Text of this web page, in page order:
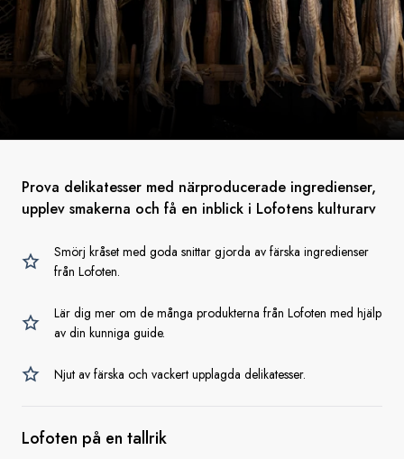
Prova delikatesser med närproducerade ingredienser,
upplev smakerna och få en inblick i Lofotens kulturarv
Smörj kråset med goda snittar gjorda av färska ingredienser
från Lofoten.
Lär dig mer om de många produkterna från Lofoten med hjälp
av din kunniga guide.
Njut av färska och vackert upplagda delikatesser.
Lofoten på en tallrik